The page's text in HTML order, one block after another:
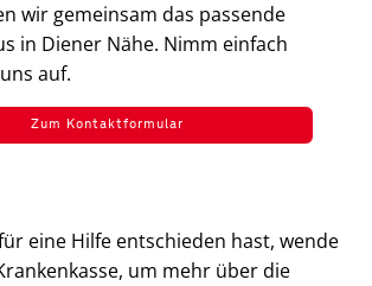
wir gemeinsam das passende
in Diener Nähe. Nimm einfach
auf.
Zum Kontaktformular
eine Hilfe entschieden hast, wende
um mehr über die